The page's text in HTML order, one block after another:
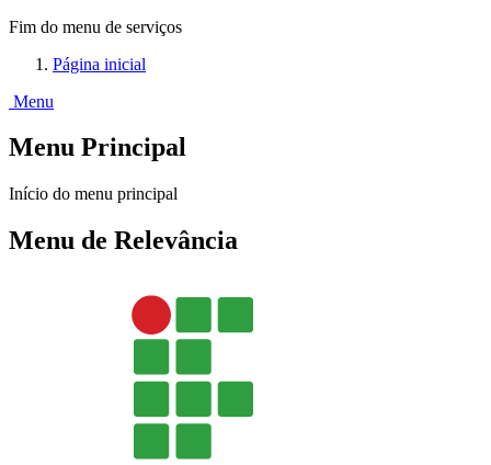
Fim do menu de serviços
Página inicial
Menu
Menu Principal
Início do menu principal
Menu de Relevância